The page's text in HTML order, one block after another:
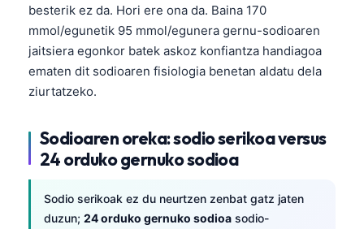
besterik ez da. Hori ere ona da. Baina 170
mmol/egunetik 95 mmol/egunera gernu-sodioaren
jaitsiera egonkor batek askoz konfiantza handiagoa
ematen dit sodioaren fisiologia benetan aldatu dela
ziurtatzeko.
Sodioaren oreka: sodio serikoa versus
24 orduko gernuko sodioa
Sodio serikoak ez du neurtzen zenbat gatz jaten
duzun; 24 orduko gernuko sodioa sodio-